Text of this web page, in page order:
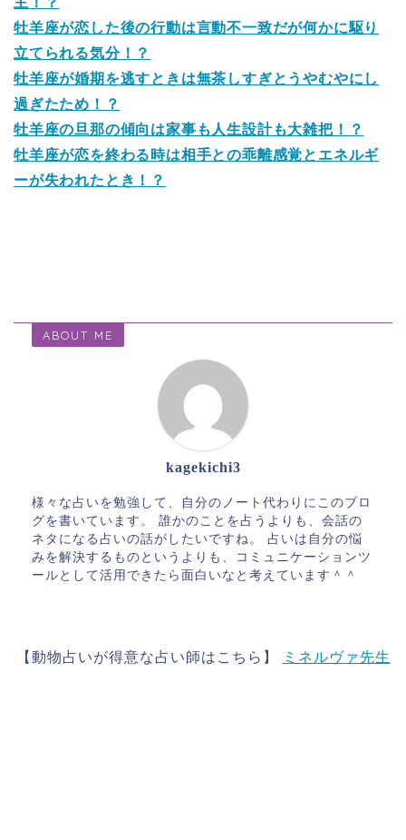
牡羊座が恋した後の行動は言動不一致だが何かに駆り
立てられる気分！？
牡羊座が婚期を逃すときは無茶しすぎとうやむやにし
過ぎたため！？
牡羊座の旦那の傾向は家事も人生設計も大雑把！？
牡羊座が恋を終わる時は相手との乖離感覚とエネルギ
ーが失われたとき！？
ABOUT ME
kagekichi3
様々な占いを勉強して、自分のノート代わりにこのブロ
グを書いています。 誰かのことを占うよりも、会話の
ネタになる占いの話がしたいですね。 占いは自分の悩
みを解決するものというよりも、コミュニケーションツ
ールとして活用できたら面白いなと考えています＾＾
【動物占いが得意な占い師はこちら】 ミネルヴァ先生